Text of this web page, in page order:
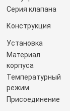
Серия клапана
Конструкция
Установка
Материал
корпуса
Температурный
режим
Присоединение